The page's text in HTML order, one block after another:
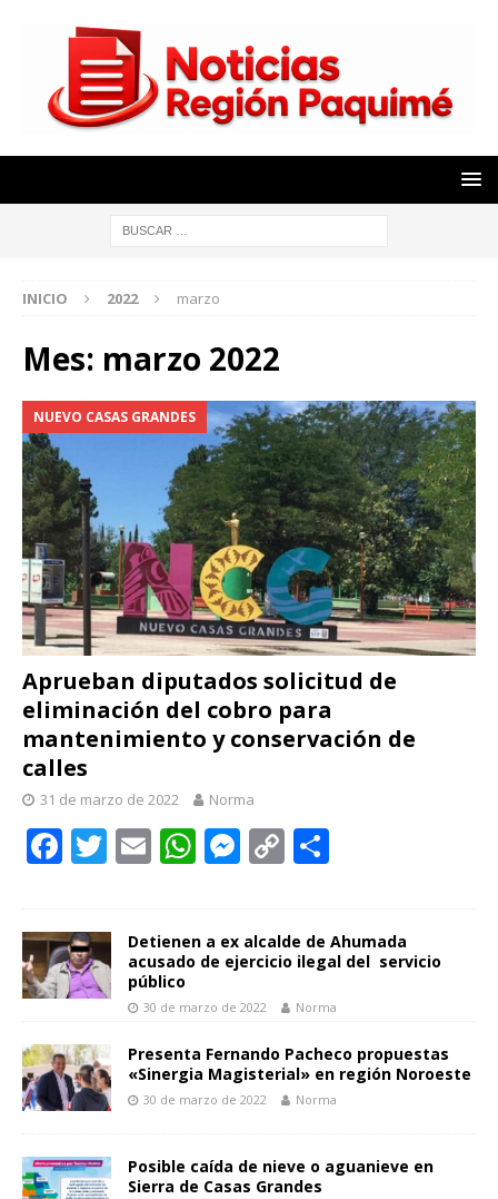
INICIO 2022 marzo
Mes: marzo 2022
NUEVO CASAS GRANDES
Aprueban diputados solicitud de
eliminación del cobro para
mantenimiento y conservación de
calles
31 de marzo de 2022 Norma
F
b
o
k
T
er
E
l
W
s
p
p
M
e
g
er
C
y
n
k
p
ti
r
Detienen a ex alcalde de Ahumada
acusado de ejercicio ilegal del servicio
público
30 de marzo de 2022 Norma
Presenta Fernando Pacheco propuestas
«Sinergia Magisterial» en región Noroeste
30 de marzo de 2022 Norma
Posible caída de nieve o aguanieve en
Sierra de Casas Grandes